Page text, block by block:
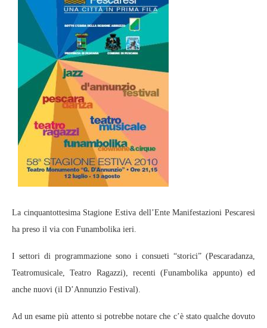
La cinquantottesima Stagione Estiva dell’Ente Manifestazioni Pescaresi
ha preso il via con Funambolika ieri.
I settori di programmazione sono i consueti “storici” (Pescaradanza,
Teatromusicale, Teatro Ragazzi), recenti (Funambolika appunto) ed
anche nuovi (il D’Annunzio Festival).
Ad un esame più attento si potrebbe notare che c’è stato qualche dovuto